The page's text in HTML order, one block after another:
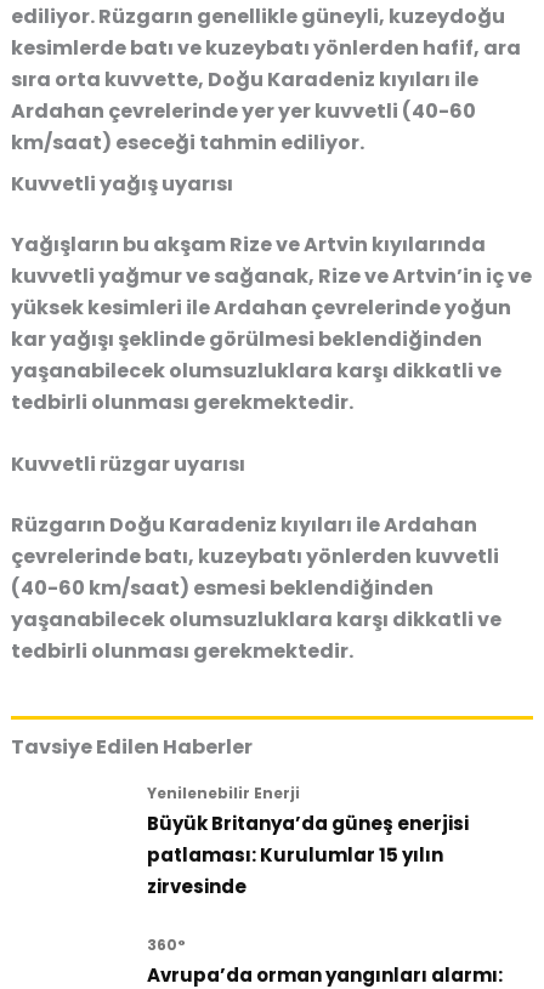
ediliyor. Rüzgarın genellikle güneyli, kuzeydoğu
kesimlerde batı ve kuzeybatı yönlerden hafif, ara
sıra orta kuvvette, Doğu Karadeniz kıyıları ile
Ardahan çevrelerinde yer yer kuvvetli (40-60
km/saat) eseceği tahmin ediliyor.
Kuvvetli yağış uyarısı
Yağışların bu akşam Rize ve Artvin kıyılarında
kuvvetli yağmur ve sağanak, Rize ve Artvin’in iç ve
yüksek kesimleri ile Ardahan çevrelerinde yoğun
kar yağışı şeklinde görülmesi beklendiğinden
yaşanabilecek olumsuzluklara karşı dikkatli ve
tedbirli olunması gerekmektedir.
Kuvvetli rüzgar uyarısı
Rüzgarın Doğu Karadeniz kıyıları ile Ardahan
çevrelerinde batı, kuzeybatı yönlerden kuvvetli
(40-60 km/saat) esmesi beklendiğinden
yaşanabilecek olumsuzluklara karşı dikkatli ve
tedbirli olunması gerekmektedir.
Tavsiye Edilen Haberler
Yenilenebilir Enerji
Büyük Britanya’da güneş enerjisi
patlaması: Kurulumlar 15 yılın
zirvesinde
360°
Avrupa’da orman yangınları alarmı: